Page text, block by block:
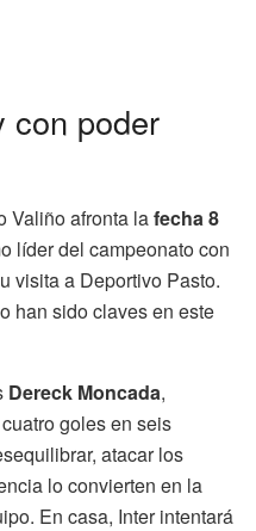
con poder
Valiño afronta lafecha 8
líder del campeonato con
visita a Deportivo Pasto.
han sido claves en este
Dereck Moncada,
goles en seis
atacar los
lo convierten en la
En casa, Inter intentará